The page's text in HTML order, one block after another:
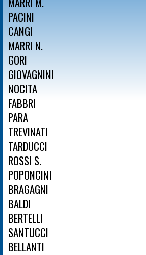
PACINI
CANGI
MARRI N.
GORI
GIOVAGNINI
NOCITA
FABBRI
PARA
TREVINATI
TARDUCCI
ROSSI S.
POPONCINI
BRAGAGNI
BALDI
BERTELLI
SANTUCCI
BELLANTI